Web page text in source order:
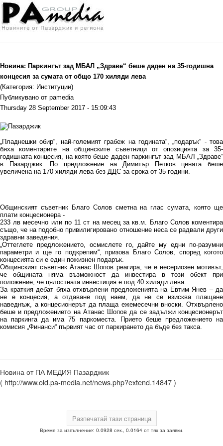
Новина: Паркингът зад МБАЛ „Здраве“ беше даден на 35-годишна
концесия за сумата от общо 170 хиляди лева
(Категория: Институции)
Публикувано от pamedia
Thursday 28 September 2017 - 15:09:43
„Пладнешки обир“, най-големият грабеж на годината“, „подарък“ - това
бяха коментарите на общинските съветници от опозицията за 35-
годишната концесия, на която беше даден паркингът зад МБАЛ „Здраве“
в Пазарджик. По предложение на Димитър Петков цената беше
увеличена на 170 хиляди лева без ДДС за срока от 35 години.
Общинският съветник Благо Солов сметна на глас сумата, която ще
плати концесионера -
233 лв месечно или по 11 ст на месец за кв.м. Благо Солов коментира
също, че на подобно привилигировано отношение неса се радвали други
здравни заведения.
„Оттеглете предложението, осмислете го, дайте му едни по-разумни
параметри и ще го подкрепим“, призова Благо Солов, според когото
концесията си е един пожизнен подарък.
Общинският съветник Атанас Шопов реагира, че е несериозен мотивът,
че общината няма възможност да инвестира в този обект при
положение, че цялостната инвестиция е под 40 хиляди лева.
За краткия дебат бяха отхвърлени предложенията на Евтим Янев – да
не е концесия, а отдаване под наем, да не се изисква плащане
наведнъж, а концесионерът да плаща ежемесечни вноски. Отхвърлено
беше и предложението на Атанас Шопов да се задължи концесионерът
на паркинга да има 75 паркоместа. Прието беше предложението на
комисия „Финанси“ първият час от паркирането да бъде без такса.
Новина от ПА МЕДИЯ Пазарджик
( http://www.old.pa-media.net/news.php?extend.14847 )
Време за изпълнение: 0.0928 сек., 0.0164 от тях за заявки.